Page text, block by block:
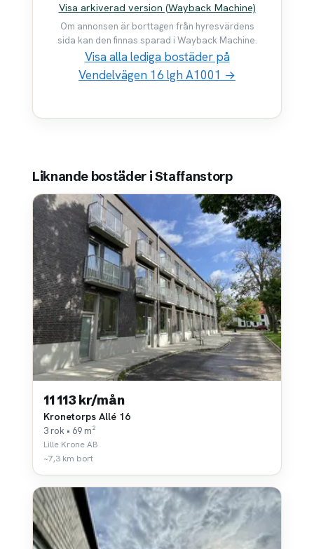
Visa arkiverad version (Wayback Machine)
Om annonsen är borttagen från hyresvärdens
sida kan den finnas sparad i Wayback Machine.
Visa alla lediga bostäder på
Vendelvägen 16 lgh A1001 →
Liknande bostäder i Staffanstorp
11 113 kr/mån
Kronetorps Allé 16
3 rok • 69 m²
Lille Krone AB
~7,3 km bort